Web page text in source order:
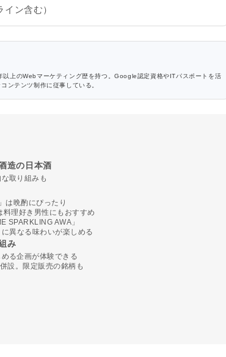
ン含む）
上のWebマーケティング歴を持つ。Google認定資格やITパスポートを活
ンテンツ制作に従事している。
造の日本酒
取り組みも
は晩酌にぴったり
料理好き男性にもおすすめ
SPARKLING AWA」
異なる味わいが楽しめる
み
る企画が体験できる
設。限定販売の銘柄も